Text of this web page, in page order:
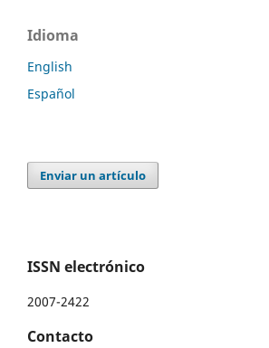
Idioma
English
Español
Enviar un artículo
ISSN electrónico
2007-2422
Contacto